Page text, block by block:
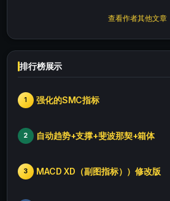
查看作者其他文章
排行榜展示
1 强化的SMC指标
2 自动趋势+支撑+斐波那契+箱体
3 MACD XD（副图指标））修改版